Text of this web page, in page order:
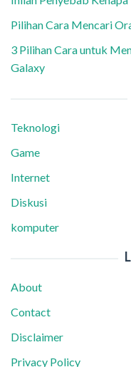
Pilihan Cara Mencari
3 Pilihan Cara untuk
Galaxy
Teknologi
Game
Internet
Diskusi
komputer
About
Contact
Disclaimer
Privacy Policy